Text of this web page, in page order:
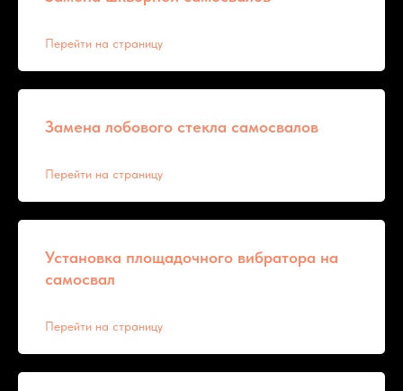
Перейти на страницу
Замена лобового стекла самосвалов
Перейти на страницу
Установка площадочного вибратора на
самосвал
Перейти на страницу